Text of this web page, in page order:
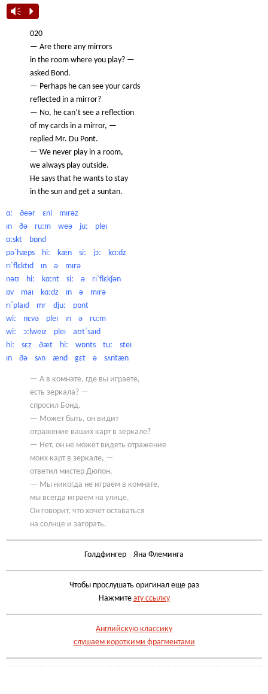
Vm P
020
— Are there any mirrors
in the room where you play? —
asked Bond.
— Perhaps he can see your cards
reflected in a mirror?
— No, he can’t see a reflection
of my cards in a mirror, —
replied Mr. Du Pont.
— We never play in a room,
we always play outside.
He says that he wants to stay
in the sun and get a suntan.
ɑː ðeər ɛni mɪrəz
ɪn ðə ruːm weə juː pleɪ
ɑːskt bɒnd
pəˈhæps hiː kæn siː jɔː kɑːdz
rɪˈflɛktɪd ɪn ə mɪrə
nəʊ hiː kɑːnt siː ə rɪˈflɛkʃən
ɒv maɪ kɑːdz ɪn ə mɪrə
rɪˈplaɪd mr djuː pɒnt
wiː nɛvə pleɪ ɪn ə ruːm
wiː ɔːlweɪz pleɪ aʊtˈsaɪd
hiː sɛz ðæt hiː wɒnts tuː steɪ
ɪn ðə sʌn ænd gɛt ə sʌntæn
— А в комнате, где вы играете,
есть зеркала? —
спросил Бонд.
— Может быть, он видит
отражение ваших карт в зеркале?
— Нет, он не может видеть отражение
моих карт в зеркале, —
ответил мистер Дюпон.
— Мы никогда не играем в комнате,
мы всегда играем на улице.
Он говорит, что хочет оставаться
на солнце и загорать.
Голдфингер Яна Флеминга
Чтобы прослушать оригинал еще раз
Нажмите эту ссылку
Английскую классику
слушаем короткими фрагментами